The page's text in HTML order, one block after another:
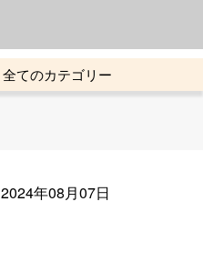
2024年08月07日